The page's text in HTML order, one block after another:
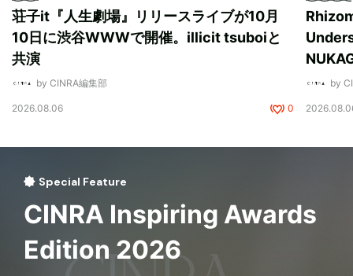
荘子it『人生劇場』リリースライブが10月
10日に渋谷WWWで開催。illicit tsuboiと
共演
by CINRA編集部
2026.08.06 0
by
Special Feature
CINRA Inspiring Awards
Edition 2026